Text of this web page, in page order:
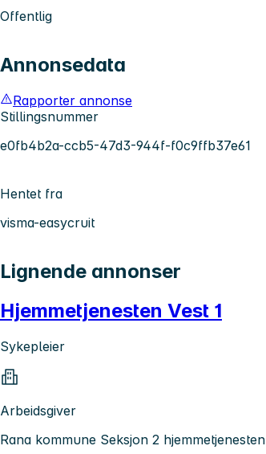
Offentlig
Annonsedata
Rapporter annonse
Stillingsnummer
e0fb4b2a-ccb5-47d3-944f-f0c9ffb37e61
Hentet fra
visma-easycruit
Lignende annonser
Hjemmetjenesten Vest 1
Sykepleier
Arbeidsgiver
Rana kommune Seksjon 2 hjemmetjenesten